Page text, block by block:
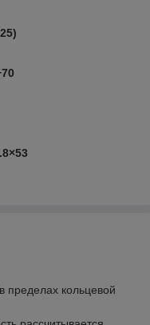
пределах кольцевой